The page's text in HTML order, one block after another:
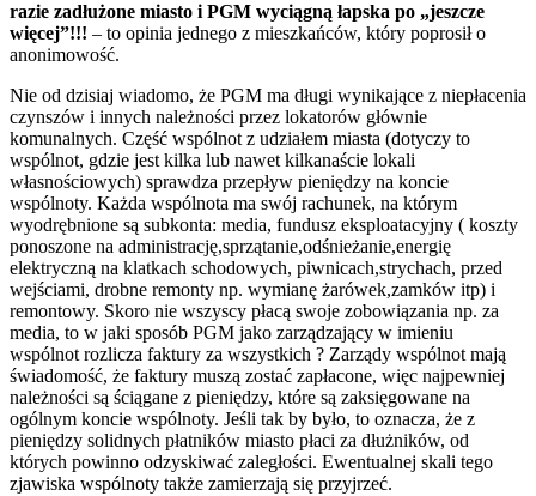
razie zadłużone miasto i PGM wyciągną łapska po „jeszcze
więcej”!!! – to opinia jednego z mieszkańców, który poprosił o
anonimowość.
Nie od dzisiaj wiadomo, że PGM ma długi wynikające z niepłacenia
czynszów i innych należności przez lokatorów głównie
komunalnych. Część wspólnot z udziałem miasta (dotyczy to
wspólnot, gdzie jest kilka lub nawet kilkanaście lokali
własnościowych) sprawdza przepływ pieniędzy na koncie
wspólnoty. Każda wspólnota ma swój rachunek, na którym
wyodrębnione są subkonta: media, fundusz eksploatacyjny ( koszty
ponoszone na administrację,sprzątanie,odśnieżanie,energię
elektryczną na klatkach schodowych, piwnicach,strychach, przed
wejściami, drobne remonty np. wymianę żarówek,zamków itp) i
remontowy. Skoro nie wszyscy płacą swoje zobowiązania np. za
media, to w jaki sposób PGM jako zarządzający w imieniu
wspólnot rozlicza faktury za wszystkich ? Zarządy wspólnot mają
świadomość, że faktury muszą zostać zapłacone, więc najpewniej
należności są ściągane z pieniędzy, które są zaksięgowane na
ogólnym koncie wspólnoty. Jeśli tak by było, to oznacza, że z
pieniędzy solidnych płatników miasto płaci za dłużników, od
których powinno odzyskiwać zaległości. Ewentualnej skali tego
zjawiska wspólnoty także zamierzają się przyjrzeć.